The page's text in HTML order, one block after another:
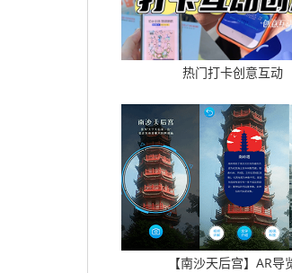
热门打卡创意互动
【南沙天后宫】AR导